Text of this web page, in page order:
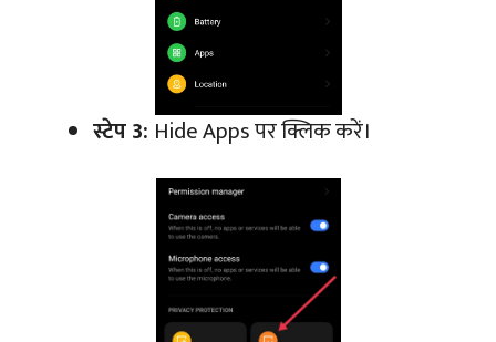
स्टेप 3: Hide Apps पर क्लिक करें।